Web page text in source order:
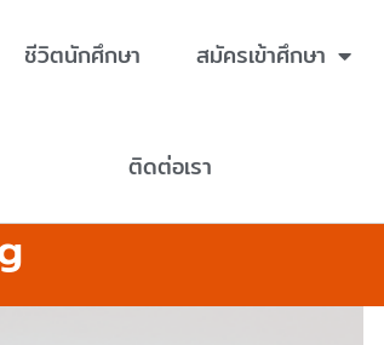
ชีวิตนักศึกษา สมัครเข้าศึกษา
ติดต่อเรา